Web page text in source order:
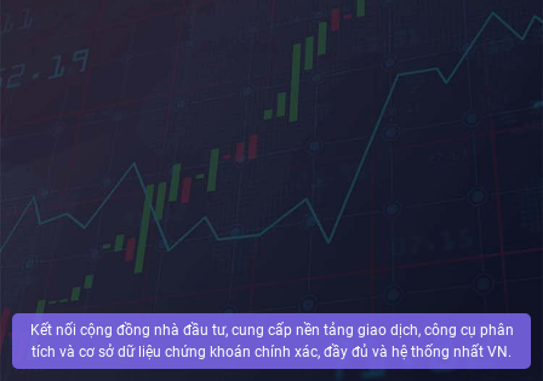
Kết nối cộng đồng nhà đầu tư, cung cấp nền tảng giao dịch, công cụ phân
tích và cơ sở dữ liệu chứng khoán chính xác, đầy đủ và hệ thống nhất VN.